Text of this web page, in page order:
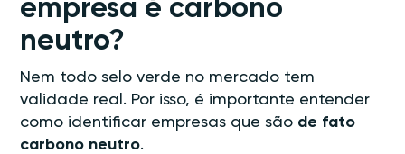
empresa é carbono
neutro?
Nem todo selo verde no mercado tem
validade real. Por isso, é importante entender
como identificar empresas que são de fato
carbono neutro.